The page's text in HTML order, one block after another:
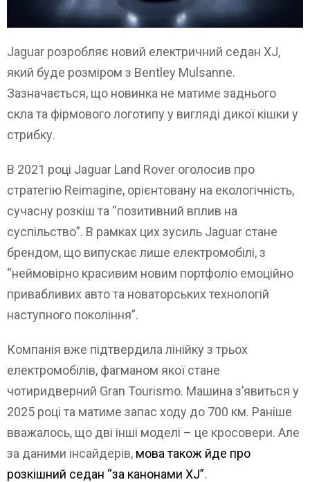
Jaguar розробляє новий електричний седан XJ,
який буде розміром з Bentley Mulsanne.
Зазначається, що новинка не матиме заднього
скла та фірмового логотипу у вигляді дикої кішки у
стрибку.
В 2021 році Jaguar Land Rover оголосив про
стратегію Reimagine, орієнтовану на екологічність,
сучасну розкіш та “позитивний вплив на
суспільство”. В рамках цих зусиль Jaguar стане
брендом, що випускає лише електромобілі, з
“неймовірно красивим новим портфоліо емоційно
привабливих авто та новаторських технологій
наступного покоління”.
Компанія вже підтвердила лінійку з трьох
електромобілів, фагманом якої стане
чотиридверний Gran Tourismo. Машина з’явиться у
2025 році та матиме запас ходу до 700 км. Раніше
вважалось, що дві інші моделі – це кросовери. Але
за даними інсайдерів, мова також йде про
розкішний седан “за канонами XJ”.